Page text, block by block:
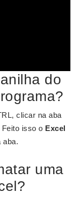
do
clicar na aba
isso o Excel
aba.
uma